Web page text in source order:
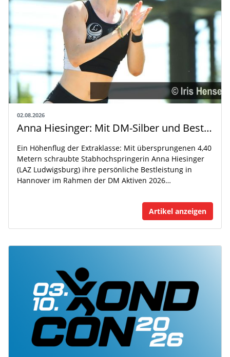
02.08.2026
Anna Hiesinger: Mit DM-Silber und Bestleistung zur U20-WM
Ein Höhenflug der Extraklasse: Mit übersprungenen 4,40
Metern schraubte Stabhochspringerin Anna Hiesinger
(LAZ Ludwigsburg) ihre persönliche Bestleistung in
Hannover im Rahmen der DM Aktiven 2026…
Artikel anzeigen